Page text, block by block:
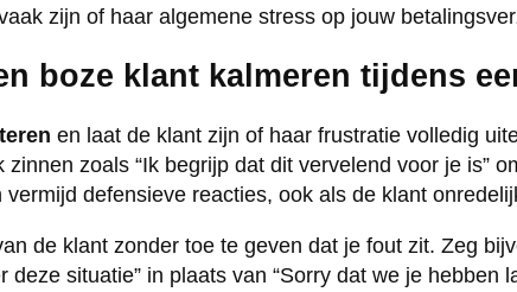
zijn of haar algemene stress op jouw
boze klant kalmeren tijdens
en laat de klant zijn of haar frustratie volledig
zoals “Ik begrijp dat dit vervelend voor je is”
vermijd defensieve reacties, ook als de klant
de klant zonder toe te geven dat je fout zit. Zeg
deze situatie” in plaats van “Sorry dat we je hebben